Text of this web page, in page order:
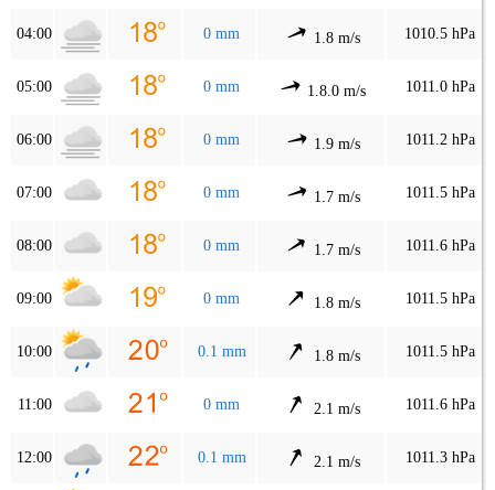
04:00 0 mm 1.8 m/s 1010.5 hPa
05:00 0 mm 1.8.0 m/s 1011.0 hPa
06:00 0 mm 1.9 m/s 1011.2 hPa
07:00 0 mm 1.7 m/s 1011.5 hPa
08:00 0 mm 1.7 m/s 1011.6 hPa
09:00 0 mm 1.8 m/s 1011.5 hPa
10:00 0.1 mm 1.8 m/s 1011.5 hPa
11:00 0 mm 2.1 m/s 1011.6 hPa
12:00 0.1 mm 2.1 m/s 1011.3 hPa